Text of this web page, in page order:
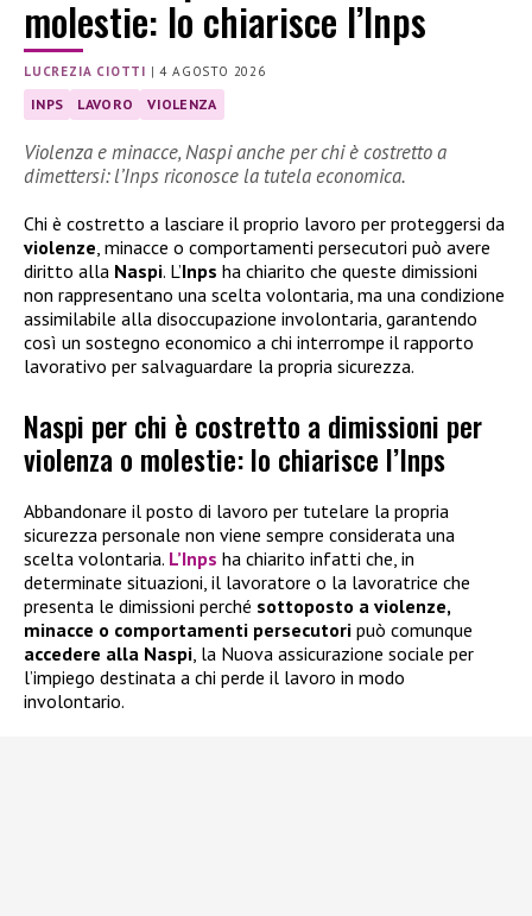
molestie: lo chiarisce l’Inps
LUCREZIA CIOTTI |4 AGOSTO 2026
INPS LAVORO VIOLENZA
Violenza e minacce, Naspi anche per chi è costretto a
dimettersi: l’Inps riconosce la tutela economica.
Chi è costretto a lasciare il proprio lavoro per proteggersi da
violenze , minacce o comportamenti persecutori può avere
diritto alla Naspi. L’Inps ha chiarito che queste dimissioni
non rappresentano una scelta volontaria, ma una condizione
assimilabile alla disoccupazione involontaria, garantendo
così un sostegno economico a chi interrompe il rapporto
lavorativo per salvaguardare la propria sicurezza.
Naspi per chi è costretto a dimissioni per
violenza o molestie: lo chiarisce l’Inps
Abbandonare il posto di lavoro per tutelare la propria
sicurezza personale non viene sempre considerata una
scelta volontaria. L’Inps ha chiarito infatti che, in
determinate situazioni, il lavoratore o la lavoratrice che
presenta le dimissioni perché sottoposto a violenze,
minacce o comportamenti persecutori può comunque
accedere alla Naspi, la Nuova assicurazione sociale per
l’impiego destinata a chi perde il lavoro in modo
involontario.